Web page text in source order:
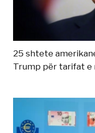
25 shtete
Trump për tarifat e